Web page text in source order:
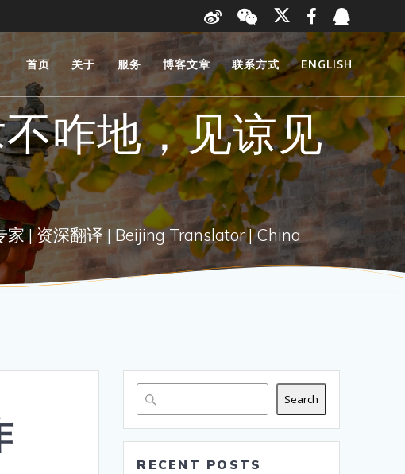
首页 关于 服务 博客文章 联系方式 ENGLISH
咋地，见谅见
| 资深翻译 | Beijing Translator | China
Search
RECENT POSTS